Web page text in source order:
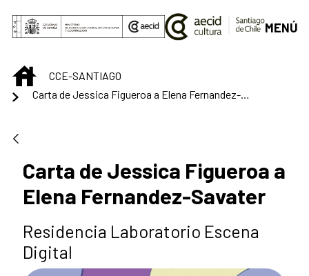
Saltar al contenido principal
MENÚ
INICIOCCE-SANTIAGO
Carta de Jessica Figueroa a Elena Fernandez-Savater
Carta de Jessica Figueroa a
Elena Fernandez-Savater
Residencia Laboratorio Escena
Digital